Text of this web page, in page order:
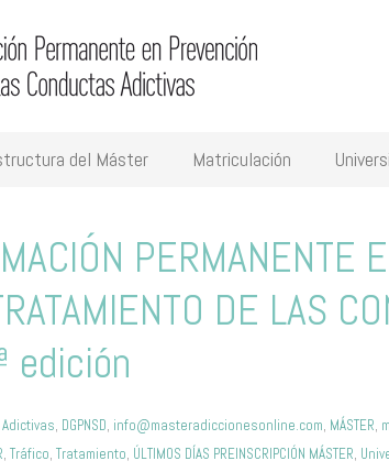
del Máster Matriculación
PERMANENTE
DE LAS
edición
, DGPNSD, info@masteradiccionesonline.com, MÁSTER,
, Tráfico, Tratamiento, ÚLTIMOS DÍAS PREINSCRIPCIÓN MÁSTER,